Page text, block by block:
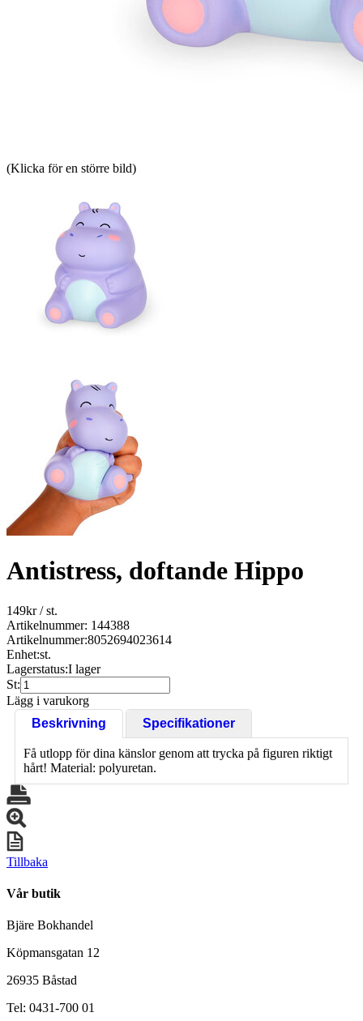
(Klicka för en större bild)
Antistress, doftande Hippo
149kr/ st.
Artikelnummer: 144388
Artikelnummer:8052694023614
Enhet:st.
Lagerstatus:I lager
St:
Lägg i varukorg
Beskrivning
Specifikationer
Få utlopp för dina känslor genom att trycka på figuren riktigt
hårt! Material: polyuretan.
Tillbaka
Vår butik
Bjäre Bokhandel
Köpmansgatan 12
26935 Båstad
Tel: 0431-700 01